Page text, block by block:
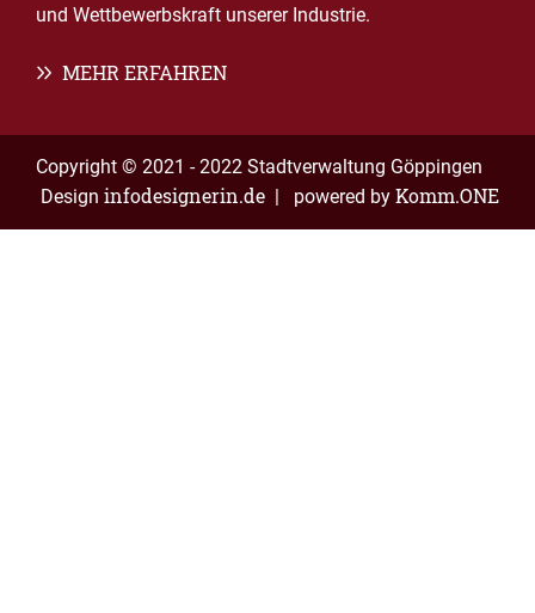
und Wettbewerbskraft unserer Industrie.
MEHR ERFAHREN
Copyright © 2021 - 2022 Stadtverwaltung Göppingen
Design infodesignerin.de | powered by Komm.ONE